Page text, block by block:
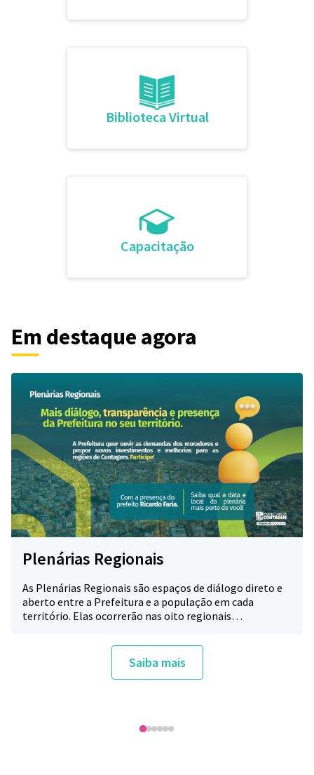
Biblioteca Virtual
Capacitação
Em destaque agora
Plenárias Regionais
As Plenárias Regionais são espaços de diálogo direto e
aberto entre a Prefeitura e a população em cada
território. Elas ocorrerão nas oito regionais
presença do Prefeito Ricardo Faria e de representantes
de todos os órgãos da administração direta e indireta da
Saiba mais